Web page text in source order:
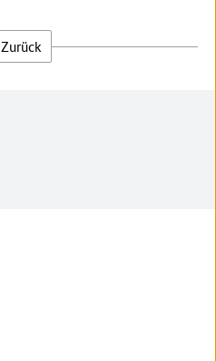
Zurück